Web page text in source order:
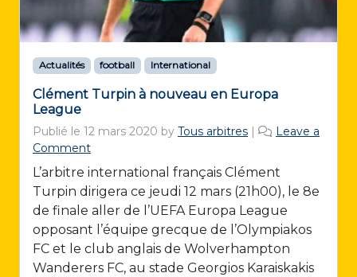
Actualités football International
Clément Turpin à nouveau en Europa
League
Publié le 12 mars 2020 by Tous arbitres
Leave a
Comment
L’arbitre international français Clément
Turpin dirigera ce jeudi 12 mars (21h00), le 8e
de finale aller de l’UEFA Europa League
opposant l’équipe grecque de l’Olympiakos
FC et le club anglais de Wolverhampton
Wanderers FC, au stade Georgios Karaiskakis